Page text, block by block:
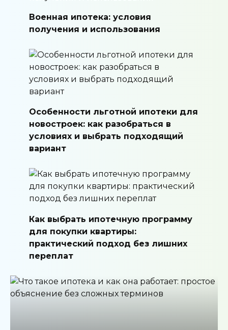
Военная ипотека: условия
получения и использования
Особенности льготной ипотеки для
новостроек: как разобраться в
условиях и выбрать подходящий
вариант
Как выбрать ипотечную программу
для покупки квартиры:
практический подход без лишних
переплат